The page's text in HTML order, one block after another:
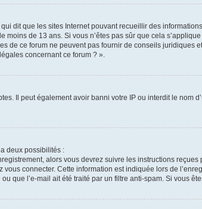
dit que les sites Internet pouvant recueillir des
de 13 ans. Si vous n’êtes pas sûr que cela
ce forum ne peuvent pas fournir de conseils juridiques
concernant ce forum ? ».
Il peut également avoir banni votre IP ou interdit le
deux possibilités :
alors vous devrez suivre les instructions
connecter. Cette information est indiquée lors de
que l’e-mail ait été traité par un filtre anti-spam. Si vous